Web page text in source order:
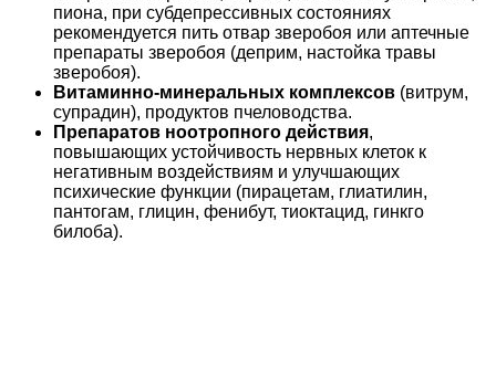
пиона, при субдепрессивных состояниях
рекомендуется пить отвар зверобоя или аптечные
препараты зверобоя (деприм, настойка травы
зверобоя).
Витаминно-минеральных комплексов (витрум,
супрадин), продуктов пчеловодства.
Препаратов ноотропного действия,
повышающих устойчивость нервных клеток к
негативным воздействиям и улучшающих
психические функции (пирацетам, глиатилин,
пантогам, глицин, фенибут, тиоктацид, гинкго
билоба).